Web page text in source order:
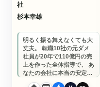
社
杉本幸雄
明るく振る舞えなくても大
丈夫。 転職10社の元ダメ
社員が20年で110億円の売
上を作った全体指導で、 あ
なたの会社に本当の安定を
お届けします。